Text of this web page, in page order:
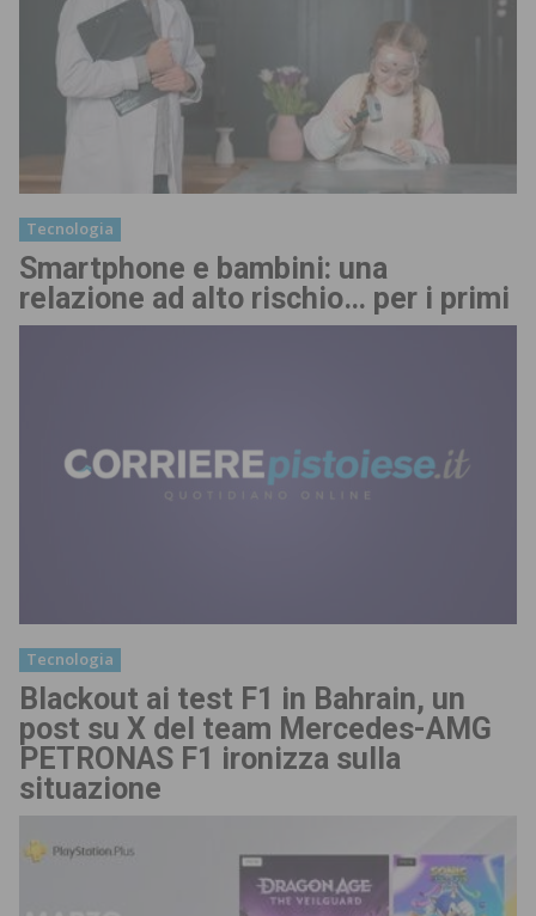
Tecnologia
Smartphone e bambini: una
relazione ad alto rischio… per i primi
Tecnologia
Blackout ai test F1 in Bahrain, un
post su X del team Mercedes-AMG
PETRONAS F1 ironizza sulla
situazione